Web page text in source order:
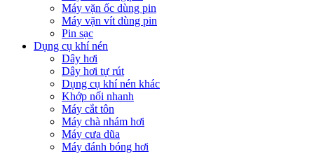
Máy vặn ốc dùng pin
Máy vặn vít dùng pin
Pin sạc
Dụng cụ khí nén
Dây hơi
Dây hơi tự rút
Dụng cụ khí nén khác
Khớp nối nhanh
Máy cắt tôn
Máy chà nhám hơi
Máy cưa dũa
Máy đánh bóng hơi